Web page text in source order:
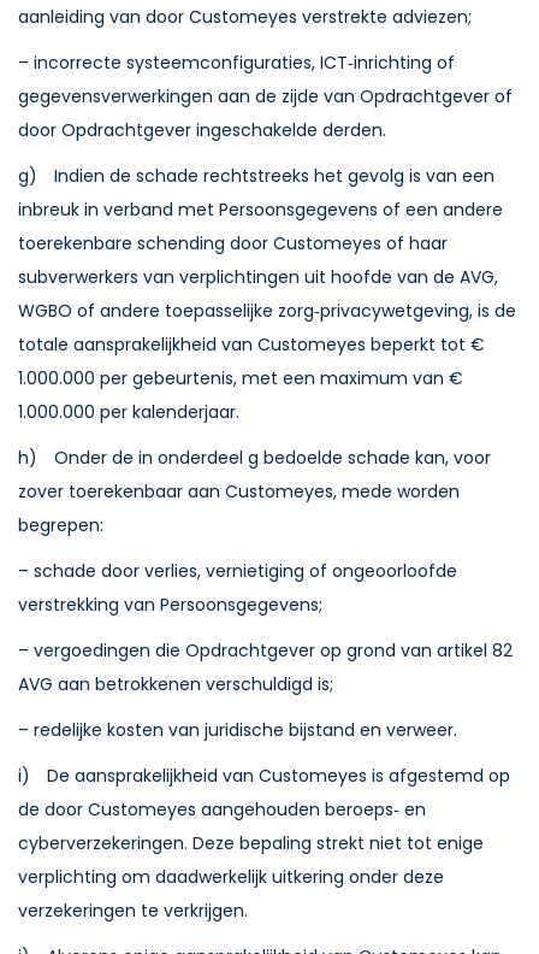
aanleiding van door Customeyes verstrekte adviezen;
– incorrecte systeemconfiguraties, ICT‑inrichting of
gegevensverwerkingen aan de zijde van Opdrachtgever of
door Opdrachtgever ingeschakelde derden.
g) Indien de schade rechtstreeks het gevolg is van een
inbreuk in verband met Persoonsgegevens of een andere
toerekenbare schending door Customeyes of haar
subverwerkers van verplichtingen uit hoofde van de AVG,
WGBO of andere toepasselijke zorg‑privacywetgeving, is de
totale aansprakelijkheid van Customeyes beperkt tot €
1.000.000 per gebeurtenis, met een maximum van €
1.000.000 per kalenderjaar.
h) Onder de in onderdeel g bedoelde schade kan, voor
zover toerekenbaar aan Customeyes, mede worden
begrepen:
– schade door verlies, vernietiging of ongeoorloofde
verstrekking van Persoonsgegevens;
– vergoedingen die Opdrachtgever op grond van artikel 82
AVG aan betrokkenen verschuldigd is;
– redelijke kosten van juridische bijstand en verweer.
i) De aansprakelijkheid van Customeyes is afgestemd op
de door Customeyes aangehouden beroeps‑ en
cyberverzekeringen. Deze bepaling strekt niet tot enige
verplichting om daadwerkelijk uitkering onder deze
verzekeringen te verkrijgen.